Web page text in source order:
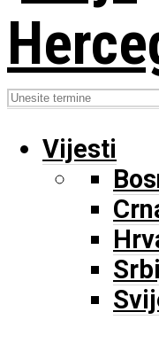
Vijesti